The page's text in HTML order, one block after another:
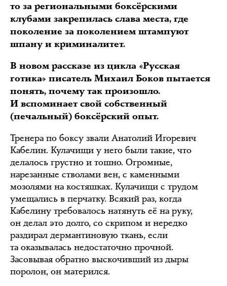
то за региональными боксёрскими
клубами закрепилась слава места, где
поколение за поколением штампуют
шпану и криминалитет.
В новом рассказе из цикла «Русская
готика» писатель Михаил Боков пытается
понять, почему так произошло.
И вспоминает свой собственный
(печальный) боксёрский опыт.
Тренера по боксу звали Анатолий Игоревич
Кабелин. Кулачищи у него были такие, что
делалось грустно и тошно. Огромные,
нарезанные стволами вен, с каменными
мозолями на костяшках. Кулачищи с трудом
умещались в перчатку. Всякий раз, когда
Кабелину требовалось натянуть её на руку,
он делал это долго, со скрипом и нередко
раздирал дермантиновую ткань, если
та оказывалась недостаточно прочной.
Засовывая обратно выскочивший из дыры
поролон, он матерился.